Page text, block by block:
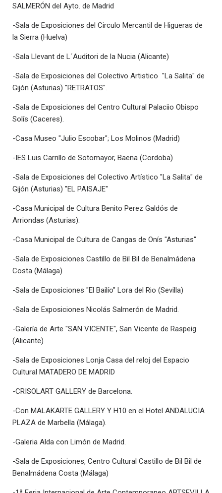
SALMERÓN del Ayto. de Madrid
-Sala de Exposiciones del Circulo Mercantil de Higueras de
la Sierra (Huelva)
-Sala Llevant de L´Auditori de la Nucia (Alicante)
-Sala de Exposiciones del Colectivo Artistico "La Salita" de
Gijón (Asturias) "RETRATOS".
-Sala de Exposiciones del Centro Cultural Palaciio Obispo
Solís (Caceres).
-Casa Museo "Julio Escobar"; Los Molinos (Madrid)
-IES Luis Carrillo de Sotomayor, Baena (Cordoba)
-Sala de Exposiciones del Colectivo Artístico "La Salita" de
Gijón (Asturias) "EL PAISAJE"
-Casa Municipal de Cultura Benito Perez Galdós de
Arriondas (Asturias).
-Casa Municipal de Cultura de Cangas de Onís "Asturias"
-Sala de Exposiciones Castillo de Bil Bil de Benalmádena
Costa (Málaga)
-Sala de Exposiciones "El Bailío" Lora del Rio (Sevilla)
-Sala de Exposiciones Nicolás Salmerón de Madrid.
-Galería de Arte "SAN VICENTE", San Vicente de Raspeig
(Alicante)
-Sala de Exposiciones Lonja Casa del reloj del Espacio
Cultural MATADERO DE MADRID
-CRISOLART GALLERY de Barcelona.
-Con MALAKARTE GALLERY Y H10 en el Hotel ANDALUCIA
PLAZA de Marbella (Málaga).
-Galeria Alda con Limón de Madrid.
-Sala de Exposiciones, Centro Cultural Castillo de Bil Bil de
Benalmádena Costa (Málaga)